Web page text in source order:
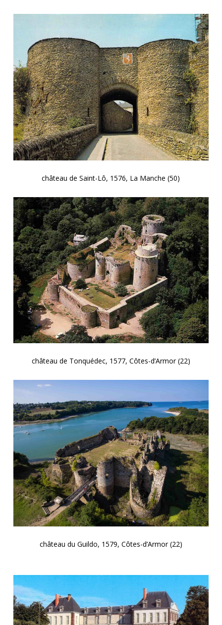
château de Saint-Lô, 1576, La Manche (50)
château de Tonquédec, 1577, Côtes-d’Armor (22)
château du Guildo, 1579, Côtes-d’Armor (22)